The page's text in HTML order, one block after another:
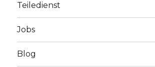
Teiledienst
Jobs
Blog